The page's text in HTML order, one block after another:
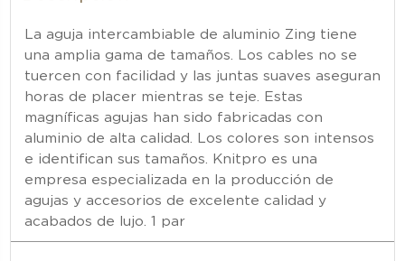
La aguja intercambiable de aluminio Zing tiene
una amplia gama de tamaños. Los cables no se
tuercen con facilidad y las juntas suaves aseguran
horas de placer mientras se teje. Estas
magníficas agujas han sido fabricadas con
aluminio de alta calidad. Los colores son intensos
e identifican sus tamaños. Knitpro es una
empresa especializada en la producción de
agujas y accesorios de excelente calidad y
acabados de lujo. 1 par